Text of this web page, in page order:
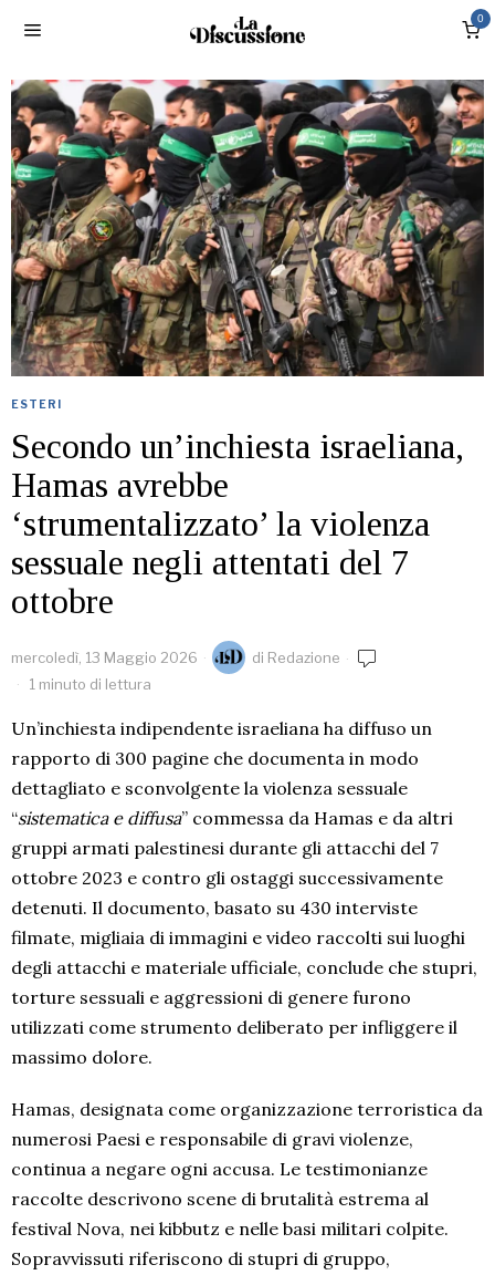
0
ESTERI
Secondo un’inchiesta israeliana,
Hamas avrebbe
‘strumentalizzato’ la violenza
sessuale negli attentati del 7
ottobre
mercoledì, 13 Maggio 2026 di Redazione
1 minuto di lettura
Un’inchiesta indipendente israeliana ha diffuso un
rapporto di 300 pagine che documenta in modo
dettagliato e sconvolgente la violenza sessuale
“sistematica e diffusa” commessa da Hamas e da altri
gruppi armati palestinesi durante gli attacchi del 7
ottobre 2023 e contro gli ostaggi successivamente
detenuti. Il documento, basato su 430 interviste
filmate, migliaia di immagini e video raccolti sui luoghi
degli attacchi e materiale ufficiale, conclude che stupri,
torture sessuali e aggressioni di genere furono
utilizzati come strumento deliberato per infliggere il
massimo dolore.
Hamas, designata come organizzazione terroristica da
numerosi Paesi e responsabile di gravi violenze,
continua a negare ogni accusa. Le testimonianze
raccolte descrivono scene di brutalità estrema al
festival Nova, nei kibbutz e nelle basi militari colpite.
Sopravvissuti riferiscono di stupri di gruppo,